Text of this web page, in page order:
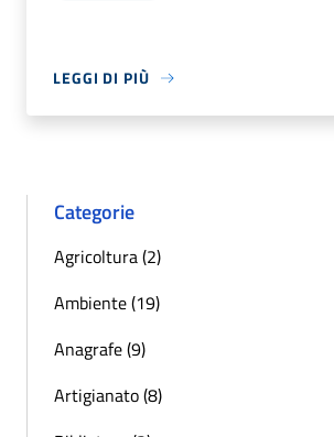
LEGGI DI PIÙ
Categorie
Agricoltura (2)
Ambiente (19)
Anagrafe (9)
Artigianato (8)